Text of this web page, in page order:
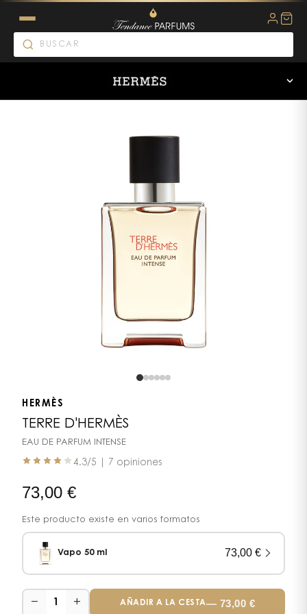
HERMÈS
TERRE D'HERMÈS
EAU DE PARFUM INTENSE
4.3/5 | 7 opiniones
73,00 €
Este producto existe en varios formatos
Vapo 50 ml 73,00€
− + AÑADIR A LA CESTA— 73,00 €